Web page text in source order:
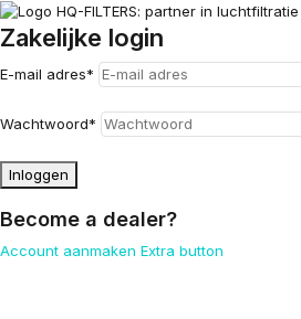
Zakelijke login
E-mail adres*
Wachtwoord*
Inloggen
Become a dealer?
Account aanmaken Extra button